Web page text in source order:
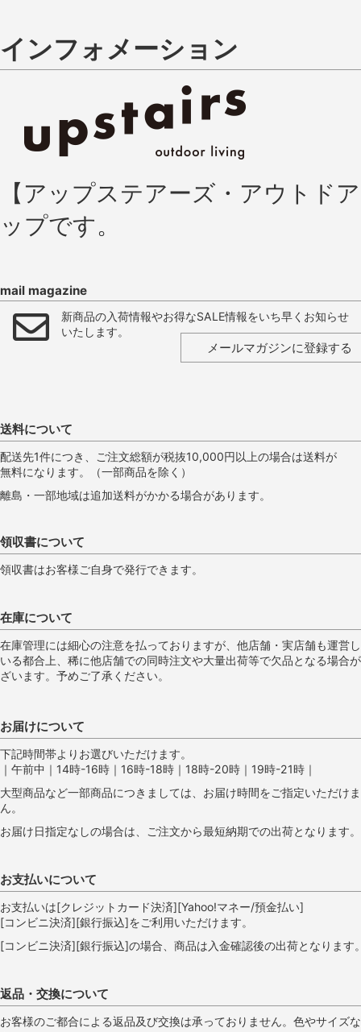
インフォメーション
【アップステアーズ・アウトド
ップです。
mail magazine
新商品の入荷情報やお得なSALE情報をいち早くお知らせ
いたします。
メールマガジンに登録する
送料について
配送先1件につき、ご注文総額が税抜10,000円以上の場合は送料が
無料になります。（一部商品を除く）
離島・一部地域は追加送料がかかる場合があります。
領収書について
領収書はお客様ご自身で発行できます。
在庫について
在庫管理には細心の注意を払っておりますが、他店舗・実店舗も運営
いる都合上、稀に他店舗での同時注文や大量出荷等で欠品となる場合
ざいます。予めご了承ください。
お届けについて
下記時間帯よりお選びいただけます。
｜午前中｜14時-16時｜16時-18時｜18時-20時｜19時-21時｜
大型商品など一部商品につきましては、お届け時間をご指定いただけ
ん。
お届け日指定なしの場合は、ご注文から最短納期での出荷となります。
お支払いについて
お支払いは[クレジットカード決済][Yahoo!マネー/預金払い]
[コンビニ決済][銀行振込]をご利用いただけます。
[コンビニ決済][銀行振込]の場合、商品は入金確認後の出荷となります
返品・交換について
お客様のご都合による返品及び交換は承っておりません。色やサイズ